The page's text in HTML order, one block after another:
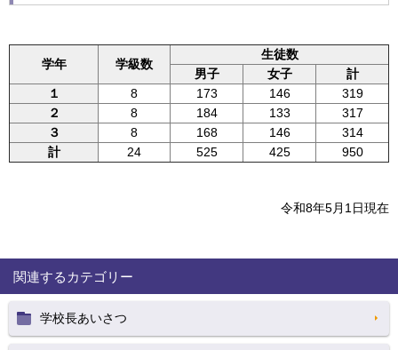
学年 学級数
生徒数
男子
女子
計
１
8 173 146
319
２
8 184 133
317
３
8 168 146
314
計
24 525 425 950
令和8年5月1日現在
関連するカテゴリー
学校長あいさつ